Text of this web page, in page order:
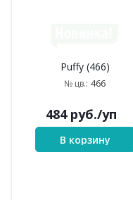
Puffy (466)
№ цв.: 466
484руб./уп
В корзину